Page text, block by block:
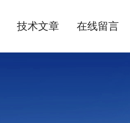
技术文章 在线留言